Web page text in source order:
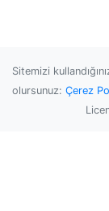
Sitemizi
olursunuz: Çerez